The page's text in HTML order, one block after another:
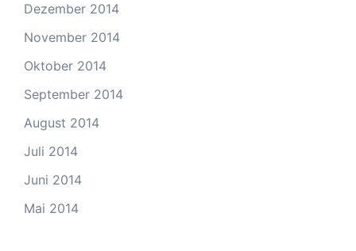
Dezember 2014
November 2014
Oktober 2014
September 2014
August 2014
Juli 2014
Juni 2014
Mai 2014